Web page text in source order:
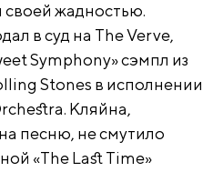
своей жадностью.
в суд на The Verve,
Symphony» сэмпл из
Stones в исполнении
Кляйна,
песню, не смутило
«The Last Time»